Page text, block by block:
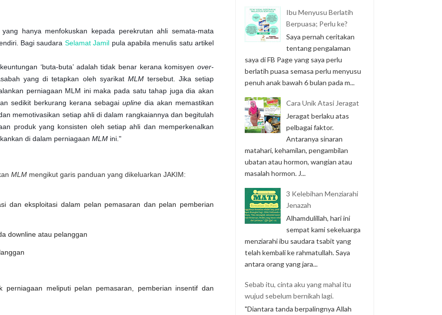
yang hanya menfokuskan kepada perekrutan ahli semata-mata
Bagi saudara Selamat Jamil pula apabila menulis satu artikel
‘buta-buta’ adalah tidak benar kerana komisyen over-
yang di tetapkan oleh syarikat MLMtersebut. Jika setiap
perniagaan MLM ini maka pada satu tahap juga dia akan
sedikit berkurang kerana sebagaiuplinedia akan memastikan
memotivasikan setiap ahli di dalam rangkaiannya dan begitulah
produk yang konsisten oleh setiap ahli dan memperkenalkan
di dalam perniagaan MLMini."
MLM mengikut garis panduan yang dikeluarkan JAKIM:
dan eksploitasi dalam pelan pemasaran dan pelan pemberian
downline atau pelanggan
perniagaan meliputi pelan pemasaran, pemberian insentif dan
Ibu Menyusu Berlatih
Berpuasa; Perlu ke?
Saya pernah ceritakan
tentang pengalaman
saya di FB Page yang saya perlu
berlatih puasa semasa perlu menyusu
penuh anak bawah 6 bulan pada m...
Cara Unik Atasi Jeragat
Jeragat berlaku atas
pelbagai faktor.
Antaranya sinaran
matahari, kehamilan, pengambilan
ubatan atau hormon, wangian atau
masalah hormon. J...
3 Kelebihan Menziarahi
Jenazah
Alhamdulillah, hari ini
sempat kami sekeluarga
menziarahi ibu saudara tsabit yang
telah kembali ke rahmatullah. Saya
antara orang yang jara...
Sebab itu, cinta aku yang mahal itu
wujud sebelum bernikah lagi.
"Diantara tanda berpalingnya Allah